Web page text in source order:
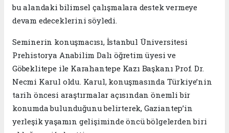
bu alandaki bilimsel çalışmalara destek vermeye
devam edeceklerini söyledi.
Seminerin konuşmacısı, İstanbul Üniversitesi
Prehistorya Anabilim Dalı öğretim üyesi ve
Göbeklitepe ile Karahantepe Kazı Başkanı Prof. Dr.
Necmi Karul oldu. Karul, konuşmasında Türkiye’nin
tarih öncesi araştırmalar açısından önemli bir
konumda bulunduğunu belirterek, Gaziantep’in
yerleşik yaşamın gelişiminde öncü bölgelerden biri